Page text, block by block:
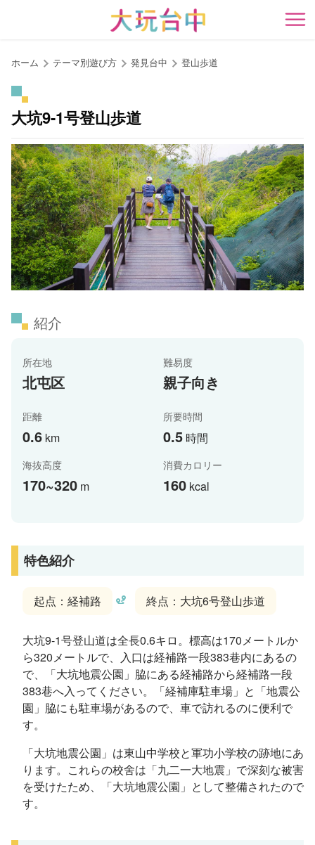
開
ホーム テーマ別遊び方 発見台中 登山歩道
大坑9-1号登山歩道
紹介
所在地
北屯区
難易度
親子向き
距離
0.6 km
所要時間
0.5 時間
海抜高度
170~320 m
消費カロリー
160 kcal
特色紹介
起点：経補路 終点：大坑6号登山歩道
大坑9-1号登山道は全長0.6キロ。標高は170メートルか
ら320メートルで、入口は経補路一段383巷内にあるの
で、「大坑地震公園」脇にある経補路から経補路一段
383巷へ入ってください。「経補庫駐車場」と「地震公
園」脇にも駐車場があるので、車で訪れるのに便利で
す。
「大坑地震公園」は東山中学校と軍功小学校の跡地にあ
ります。これらの校舍は「九二一大地震」で深刻な被害
を受けたため、「大坑地震公園」として整備されたので
す。